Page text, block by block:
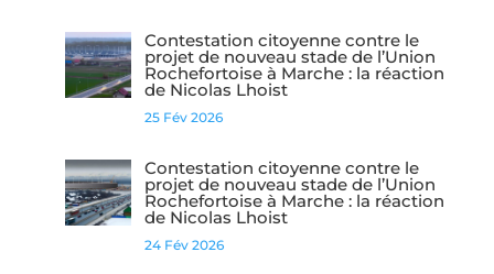
Contestation citoyenne contre le
projet de nouveau stade de l’Union
Rochefortoise à Marche : la réaction
de Nicolas Lhoist
25 Fév 2026
Contestation citoyenne contre le
projet de nouveau stade de l’Union
Rochefortoise à Marche : la réaction
de Nicolas Lhoist
24 Fév 2026